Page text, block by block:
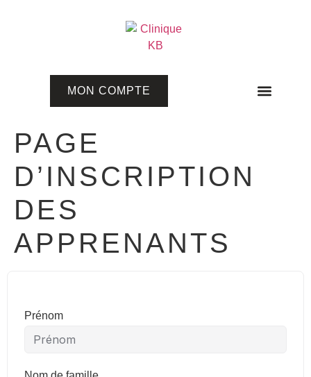
MON COMPTE
PAGE
D’INSCRIPTION
DES
APPRENANTS
Prénom